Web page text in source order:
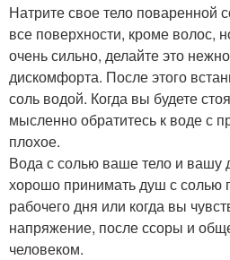
Натрите свое тело поваренной
все поверхности, кроме волос,
очень сильно, делайте это
дискомфорта. После этого
соль водой. Когда вы будете
мысленно обратитесь к воде с
плохое.
Вода с солью ваше тело и вашу
хорошо принимать душ с солью
рабочего дня или когда вы
напряжение, после ссоры и
человеком.